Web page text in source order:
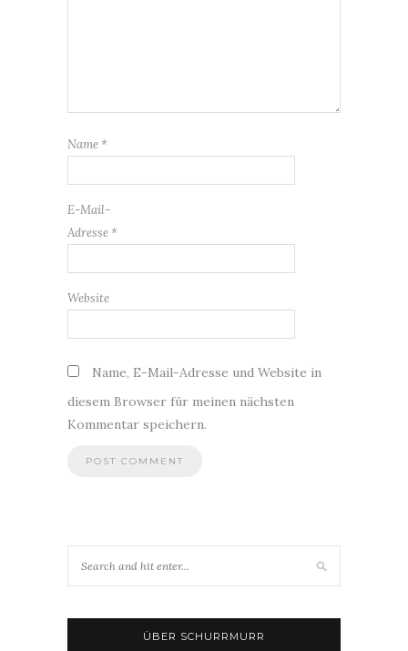
Name *
E-Mail-
Adresse *
Website
Name, E-Mail-Adresse und Website in
diesem Browser für meinen nächsten
Kommentar speichern.
ÜBER SCHURRMURR